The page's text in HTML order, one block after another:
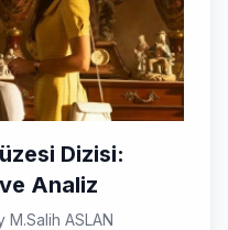
Dizisi:
Analiz
M.Salih ASLAN